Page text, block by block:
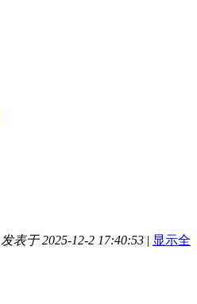
发表于 2025-12-2 17:40:53 | 显示全